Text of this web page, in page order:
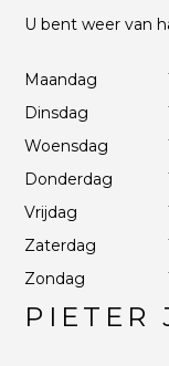
U bent weer van
Maandag
Dinsdag
Woensdag
Donderdag
Vrijdag
Zaterdag
Zondag
PIETER